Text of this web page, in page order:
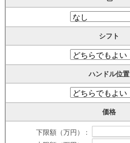
シフト
ハンドル位置
価格
下限額（万円） :